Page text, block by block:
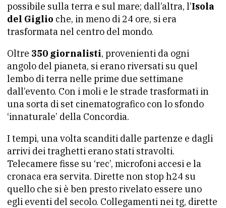
possibile sulla terra e sul mare; dall’altra, l’Isola
del Giglio che, in meno di 24 ore, si era
trasformata nel centro del mondo.
Oltre 350 giornalisti, provenienti da ogni
angolo del pianeta, si erano riversati su quel
lembo di terra nelle prime due settimane
dall’evento. Con i moli e le strade trasformati in
una sorta di set cinematografico con lo sfondo
‘innaturale’ della Concordia.
I tempi, una volta scanditi dalle partenze e dagli
arrivi dei traghetti erano stati stravolti.
Telecamere fisse su ‘rec’, microfoni accesi e la
cronaca era servita. Dirette non stop h24 su
quello che si è ben presto rivelato essere uno
egli eventi del secolo. Collegamenti nei tg, dirette